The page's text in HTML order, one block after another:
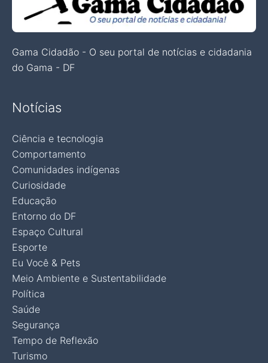
Gama Cidadão - O seu portal de notícias e cidadania
do Gama - DF
Notícias
Ciência e tecnologia
Comportamento
Comunidades indígenas
Curiosidade
Educação
Entorno do DF
Espaço Cultural
Esporte
Eu Você & Pets
Meio Ambiente e Sustentabilidade
Política
Saúde
Segurança
Tempo de Reflexão
Turismo